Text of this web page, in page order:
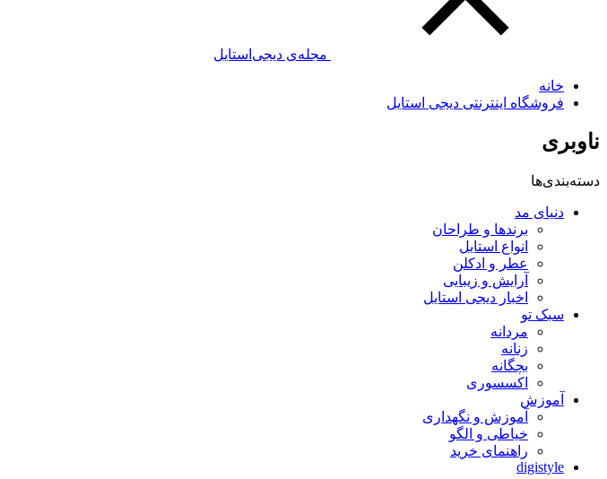
مجله‌ی دیجی‌استایل
خانه
فروشگاه اینترنتی دیجی استایل
ناوبری
دسته‌بندی‌ها
دنیای مد
برندها و طراحان
انواع استایل
عطر و ادکلن
آرایش و زیبایی
اخبار دیجی استایل
سبک تو
مردانه
زنانه
بچگانه
اکسسوری
آموزش
آموزش و نگهداری
خیاطی و الگو
راهنمای خرید
digistyle